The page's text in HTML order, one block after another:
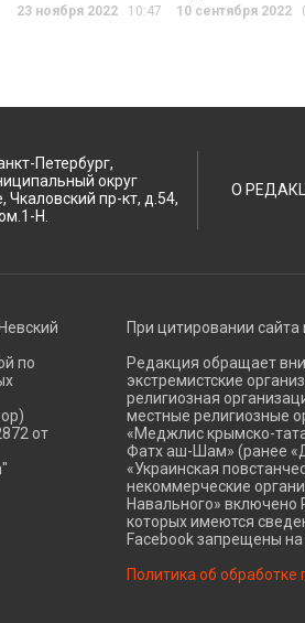
23 ноября 2022 10:47
10 сентября 2022
Петербург,
округ
Чкаловский пр-кт, д.54,
Н.
О
по
от
При цитировании сайта
Редакция обращает
экстремистские
религиозная
местные религиозные
«Меджлис крымско-
Фатх аш-Шам» (ранее
«Украинская
некоммерческие
Навального» включено
которых имеются
Facebook запрещены
Политика об